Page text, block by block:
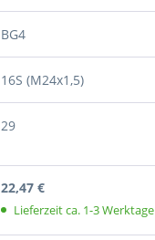
BG4
16S (M24x1,5)
29
22,47 €
Lieferzeit ca. 1-3 Werktage